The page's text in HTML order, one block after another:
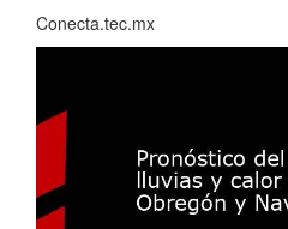
Conecta.tec.mx